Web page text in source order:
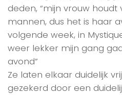
deden, “mijn vrouw
mannen, dus het is haar
volgende week, in
weer lekker mijn gang
avond”
Ze laten elkaar duidelijk
gezekerd door een